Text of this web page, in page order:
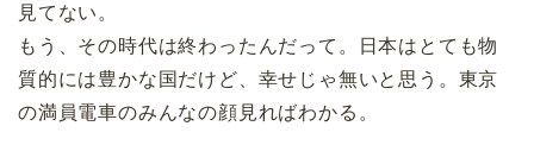
見てない。
もう、その時代は終わったんだって。日本はとても物
質的には豊かな国だけど、幸せじゃ無いと思う。東京
の満員電車のみんなの顔見ればわかる。